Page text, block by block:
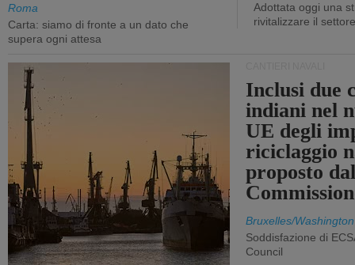
Roma
Carta: siamo di fronte a un dato che
supera ogni attesa
Adottata oggi una
rivitalizzare il settore
Inclusi due
indiani nel
UE degli
riciclaggio
proposto
Bruxelles/Washington
Soddisfazione di
Council